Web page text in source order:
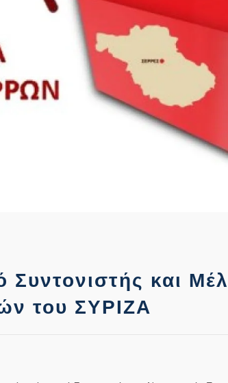
και
του ΣΥΡΙΖΑ